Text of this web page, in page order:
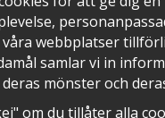
SNABB LEVERANS MED
webbplatser
samlar vi in
mönster och
om du tillåter alla